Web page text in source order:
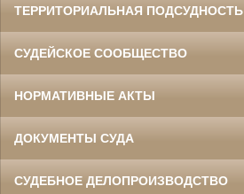
ТЕРРИТОРИАЛЬНАЯ ПОДСУДНОСТЬ
СУДЕЙСКОЕ СООБЩЕСТВО
НОРМАТИВНЫЕ АКТЫ
ДОКУМЕНТЫ СУДА
СУДЕБНОЕ ДЕЛОПРОИЗВОДСТВО